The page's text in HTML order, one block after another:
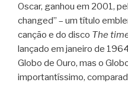
Oscar, ganhou em 2001,
changed” – um título
canção e do disco The
lançado em janeiro de
Globo de Ouro, mas o
importantíssimo,